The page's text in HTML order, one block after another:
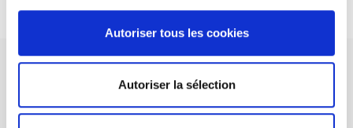
Autoriser tous les cookies
Autoriser la sélection